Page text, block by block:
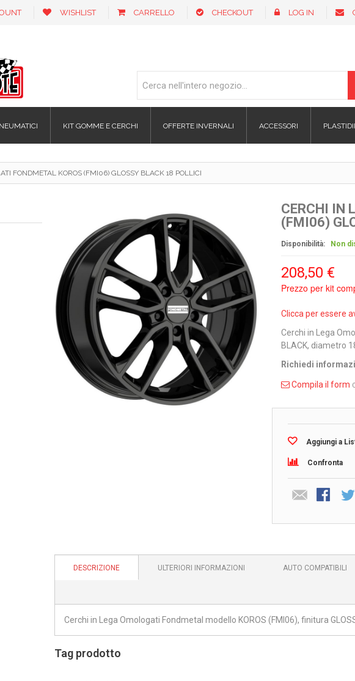
WISHLIST CARRELLO CHECKOUT LOG IN
KIT GOMME E CERCHI OFFERTE INVERNALI ACCESSORI
FONDMETAL KOROS (FMI06) GLOSSY BLACK 18 POLLICI
CERCHI IN
(FMI06)
Disponibilità: Non
208,50 €
Prezzo per kit
Clicca per essere
Cerchi in Lega
BLACK, diametro
Richiedi
Compila il form
Aggiungi a
Confronta
DESCRIZIONE ULTERIORI INFORMAZIONI AUTO COMPATIBILI
Cerchi in Lega Omologati Fondmetal modello KOROS (FMI06), finitura
Tag prodotto